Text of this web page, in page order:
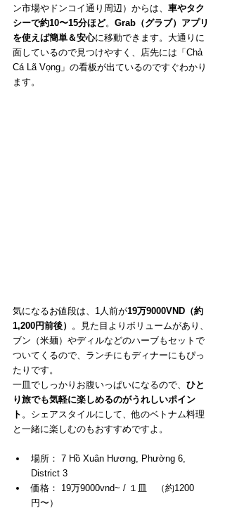
ン市場やドンコイ通り周辺）からは、 車やタク
シーで約10〜15分ほど。 Grab（グラブ）アプリ
を使えば簡単＆安心に移動できます。大通りに
面しているので見つけやすく、店先には「Chả
Cá Lã Vọng」の看板が出ているのですぐわかり
ます。
気になるお値段は、1人前が19万9000VND（約
1,200円前後） 。見た目よりボリュームがあり、
ブン（米麺）やディルなどのハーブもセットで
ついてくるので、ランチにもディナーにもぴっ
たりです。
一皿でしっかりお腹いっぱいになるので、 ひと
り旅でも気軽に楽しめるのがうれしいポイン
ト 。シェアスタイルにして、他のベトナム料理
と一緒に楽しむのもおすすめですよ。
場所： 7 Hồ Xuân Hương, Phường 6,
District 3
価格： 19万9000vnd~ / １皿　（約1200
円〜）